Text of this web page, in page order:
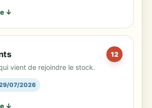
↓
12
vient de rejoindre le stock.
07/2026
↓